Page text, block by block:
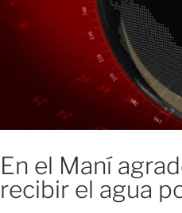
En el Maní
recibir el agua